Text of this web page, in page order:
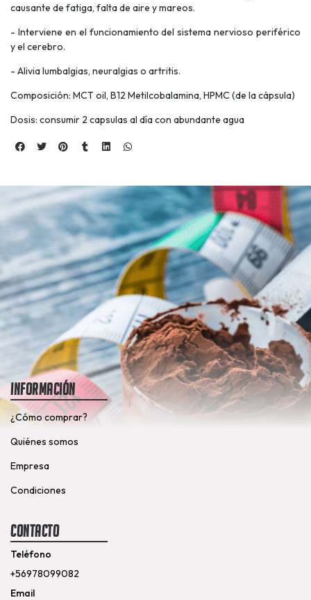
causante de fatiga, falta de aire y mareos.
- Interviene en el funcionamiento del sistema nervioso periférico
y el cerebro.
- Alivia lumbalgias, neuralgias o artritis.
Composición: MCT oil, B12 Metilcobalamina, HPMC (de la cápsula)
Dosis: consumir 2 capsulas al día con abundante agua
Información
¿Cómo comprar?
Quiénes somos
Empresa
Condiciones
Contacto
Teléfono
+56978099082
Email